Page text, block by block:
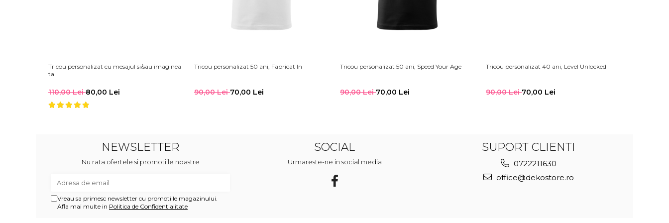
Tricou personalizat cu mesajul si/sau imaginea
ta
110,00 Lei80,00 Lei
Tricou personalizat 50 ani, Fabricat In
90,00 Lei70,00 Lei
Tricou personalizat 50 ani, Speed Your Age
90,00 Lei70,00 Lei
Tricou personalizat 40 ani, Level Unlocked
90,00 Lei70,00 Lei
NEWSLETTER
Nu rata ofertele si promotiile noastre
Vreau sa primesc newsletter cu promotiile magazinului.
Afla mai multe in Politica de Confidentialitate
SOCIAL
Urmareste-ne in social media
SUPORT CLIENTI
0722211630
office@dekostore.ro